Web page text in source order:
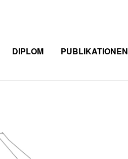
DIPLOM PUBLIKATIONEN